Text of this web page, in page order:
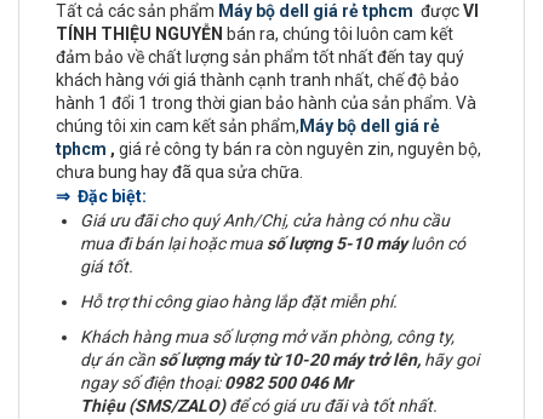
Tất cả các sản phẩm Máy bộ dell giá rẻ tphcm đượcVI
TÍNH THIỆU NGUYỄN bán ra, chúng tôi luôn cam kết
đảm bảo về chất lượng sản phẩm tốt nhất đến tay quý
khách hàng với giá thành cạnh tranh nhất, chế độ bảo
hành 1 đổi 1 trong thời gian bảo hành của sản phẩm. Và
chúng tôi xin cam kết sản phẩm, Máy bộ dell giá rẻ
tphcm , giá rẻ công ty bán ra còn nguyên zin, nguyên bộ,
chưa bung hay đã qua sửa chữa.
⇒ Đặc biệt:
Giá ưu đãi cho quý Anh/Chị, cửa hàng có nhu cầu
mua đi bán lại hoặc mua số lượng 5-10 máyluôn có
giá tốt.
Hỗ trợ thi công giao hàng lắp đặt miễn phí.
Khách hàng mua số lượng mở văn phòng, công ty,
dự án cần số lượng máy từ 10-20 máy trở lên, hãy goi
ngay số điện thoại:0982 500 046 Mr
Thiệu (SMS/ZALO)để có giá ưu đãi và tốt nhất.